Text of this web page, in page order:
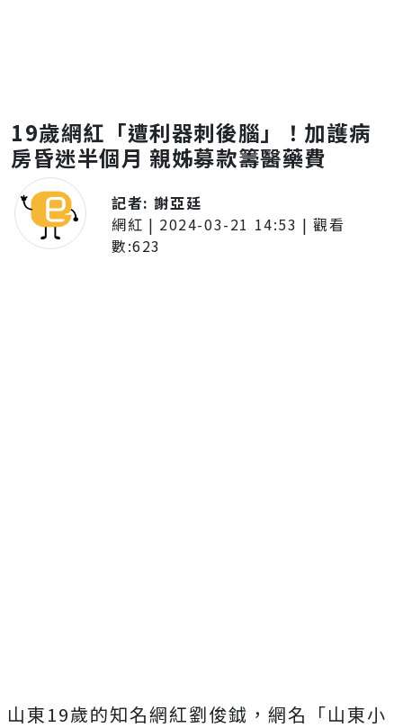
19歲網紅「遭利器刺後腦」！加護病
房昏迷半個月 親姊募款籌醫藥費
記者:謝亞廷
網紅 | 2024-03-21 14:53 | 觀看
數:623
山東19歲的知名網紅劉俊鉞，網名「山東小